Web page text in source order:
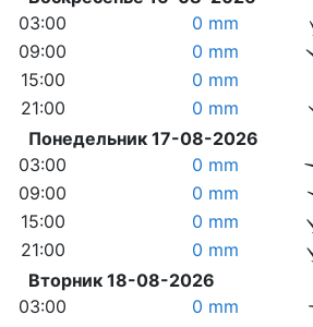
03:00
0 mm
09:00
0 mm
15:00
0 mm
21:00
0 mm
Понедельник 17-08-2026
03:00
0 mm
09:00
0 mm
15:00
0 mm
21:00
0 mm
Вторник 18-08-2026
03:00
0 mm